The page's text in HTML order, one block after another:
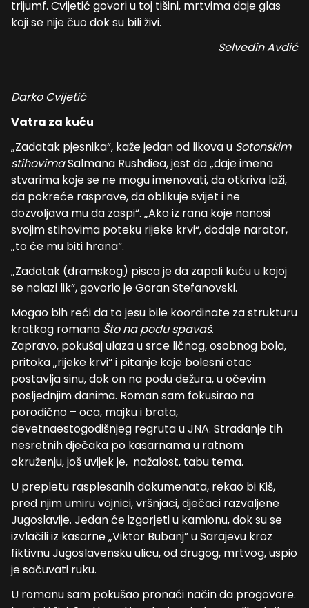
trijumf. Cvijetić govori u toj tišini, mrtvima daje glas
koji se nije čuo dok su bili živi.
Selvedin Avdić
Darko Cvijetić
Vatra za kuću
„Zadatak pjesnika“, kaže jedan od likova u Sotonskim
stihovimaSalmana Rushdiea, jest da „daje imena
stvarima koje se ne mogu imenovati, da otkriva laži,
da pokreće rasprave, da oblikuje svijet i ne
dozvoljava mu da zaspi“. „Ako iz rana koje nanosi
svojim stihovima poteku rijeke krvi“, dodaje narator,
„to će mu biti hrana“.
„Zadatak (dramskog) pisca je da zapali kuću u kojoj
se nalazi lik”, govorio je Goran Stefanovski.
Mogao bih reći da to jesu bile koordinate za strukturu
kratkog romana Što na podu spavaš.
Zapravo, pokušaj ulaza u srce ličnog, osobnog bola,
pritoka „rijeke krvi“ i pitanje koje bolesni otac
postavlja sinu, dok on na podu dežura, u očevim
posljednjim danima. Roman sam fokusirao na
porodično – oca, majku i brata,
devetnaestogodišnjeg regruta u JNA. Stradanje tih
nesretnih dječaka po kasarnama u ratnom
okruženju, još uvijek je, nažalost, tabu tema.
U prepletu rasplesanih dokumenata, rekao bi Kiš,
pred njim umiru vojnici, vršnjaci, dječaci razvaljene
Jugoslavije. Jedan će izgorjeti u kamionu, dok su se
izvlačili iz kasarne „Viktor Bubanj” u Sarajevu kroz
fiktivnu Jugoslavensku ulicu, od drugog, mrtvog, uspio
je sačuvati ruku.
U romanu sam pokušao pronaći način da progovore.